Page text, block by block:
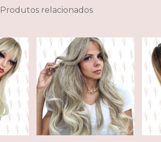
Produtos relacionados